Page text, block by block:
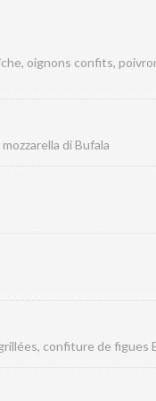
oignons confits,
di Bufala
confiture de figues